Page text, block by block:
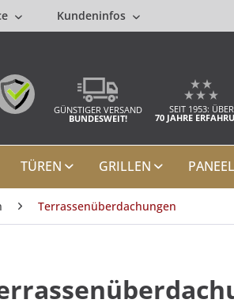
Kundeninfos
GÜNSTIGER VERSAND
BUNDESWEIT!
SEIT 1953: ÜBER
70 JAHRE
TÜREN GRILLEN
Terrassenüberdachungen